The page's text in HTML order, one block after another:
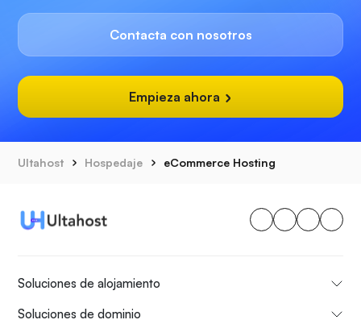
Contacta con nosotros
Empieza ahora
Ultahost Hospedaje eCommerce Hosting
Soluciones de alojamiento
Soluciones de dominio